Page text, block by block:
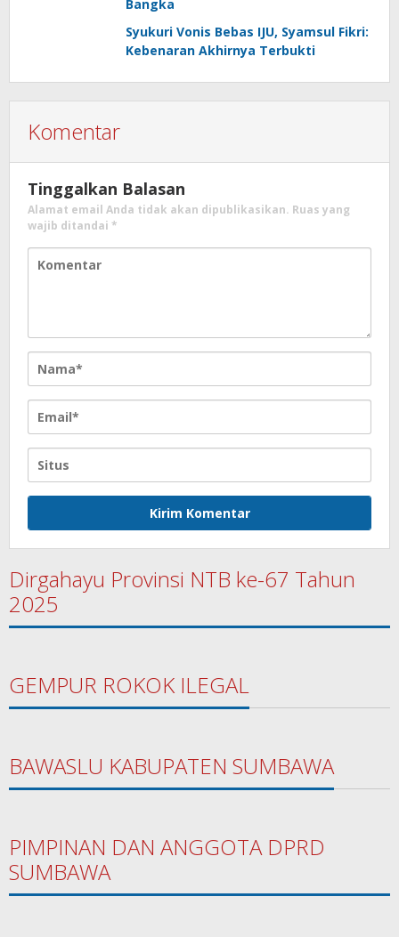
Bangka
Syukuri Vonis Bebas IJU, Syamsul Fikri:
Kebenaran Akhirnya Terbukti
Komentar
Tinggalkan Balasan
Alamat email Anda tidak akan dipublikasikan. Ruas yang
wajib ditandai *
Dirgahayu Provinsi NTB ke-67 Tahun
2025
GEMPUR ROKOK ILEGAL
BAWASLU KABUPATEN SUMBAWA
PIMPINAN DAN ANGGOTA DPRD
SUMBAWA